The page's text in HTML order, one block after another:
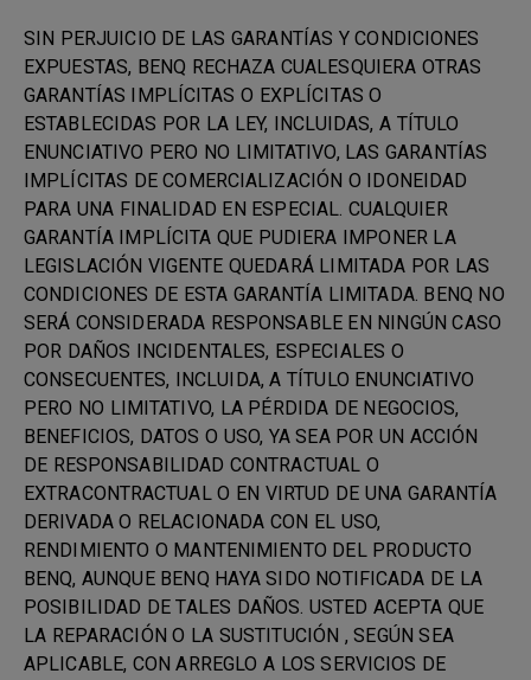
SIN PERJUICIO DE LAS GARANTÍAS Y CONDICIONES
EXPUESTAS, BENQ RECHAZA CUALESQUIERA OTRAS
GARANTÍAS IMPLÍCITAS O EXPLÍCITAS O
ESTABLECIDAS POR LA LEY, INCLUIDAS, A TÍTULO
ENUNCIATIVO PERO NO LIMITATIVO, LAS GARANTÍAS
IMPLÍCITAS DE COMERCIALIZACIÓN O IDONEIDAD
PARA UNA FINALIDAD EN ESPECIAL. CUALQUIER
GARANTÍA IMPLÍCITA QUE PUDIERA IMPONER LA
LEGISLACIÓN VIGENTE QUEDARÁ LIMITADA POR LAS
CONDICIONES DE ESTA GARANTÍA LIMITADA. BENQ NO
SERÁ CONSIDERADA RESPONSABLE EN NINGÚN CASO
POR DAÑOS INCIDENTALES, ESPECIALES O
CONSECUENTES, INCLUIDA, A TÍTULO ENUNCIATIVO
PERO NO LIMITATIVO, LA PÉRDIDA DE NEGOCIOS,
BENEFICIOS, DATOS O USO, YA SEA POR UN ACCIÓN
DE RESPONSABILIDAD CONTRACTUAL O
EXTRACONTRACTUAL O EN VIRTUD DE UNA GARANTÍA
DERIVADA O RELACIONADA CON EL USO,
RENDIMIENTO O MANTENIMIENTO DEL PRODUCTO
BENQ, AUNQUE BENQ HAYA SIDO NOTIFICADA DE LA
POSIBILIDAD DE TALES DAÑOS. USTED ACEPTA QUE
LA REPARACIÓN O LA SUSTITUCIÓN , SEGÚN SEA
APLICABLE, CON ARREGLO A LOS SERVICIOS DE